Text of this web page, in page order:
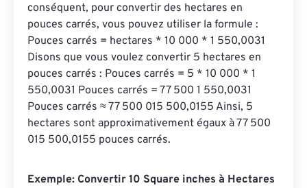
conséquent, pour convertir des hectares en
pouces carrés, vous pouvez utiliser la formule :
Pouces carrés = hectares * 10 000 * 1 550,0031
Disons que vous voulez convertir 5 hectares en
pouces carrés : Pouces carrés = 5 * 10 000 * 1
550,0031 Pouces carrés = 77 500 1 550,0031
Pouces carrés ≈ 77 500 015 500,0155 Ainsi, 5
hectares sont approximativement égaux à 77 500
015 500,0155 pouces carrés.
Exemple: Convertir 10 Square inches à Hectares